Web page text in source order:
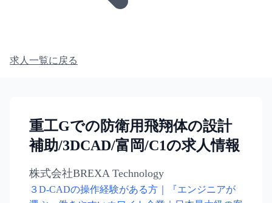
求人一覧に戻る
重工Gでの防衛用飛翔体の設計
補助/3DCAD/富岡/C1の求人情報
株式会社BREXA Technology
３D-CADの操作経験がある方｜『エンジニアが